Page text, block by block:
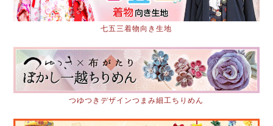
七五三着物向き生地
つゆつきデザインつまみ細工ちりめん